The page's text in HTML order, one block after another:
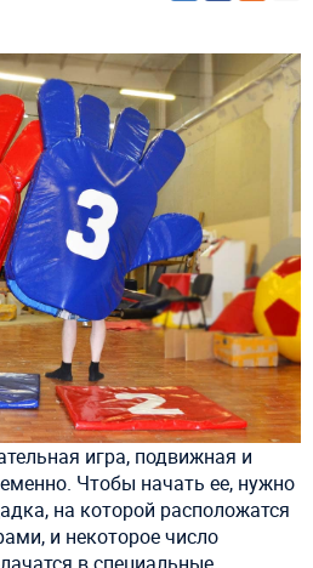
игра, подвижная и
Чтобы начать ее, нужно
на которой расположатся
и некоторое число